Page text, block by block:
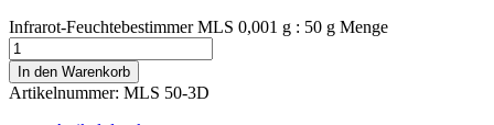
Infrarot-Feuchtebestimmer MLS 0,001 g : 50 g Menge
In den Warenkorb
Artikelnummer: MLS 50-3D